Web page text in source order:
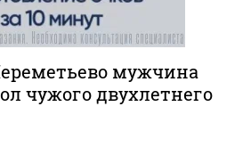
мужчина
чужого двухлетнего